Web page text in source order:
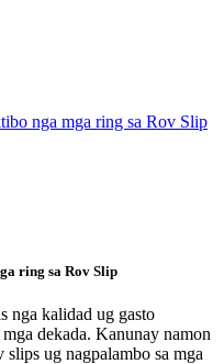
nga mga ring sa Rov Slip
ring sa Rov Slip
nga kalidad ug gasto
dekada. Kanunay namon
slips ug nagpalambo sa mga